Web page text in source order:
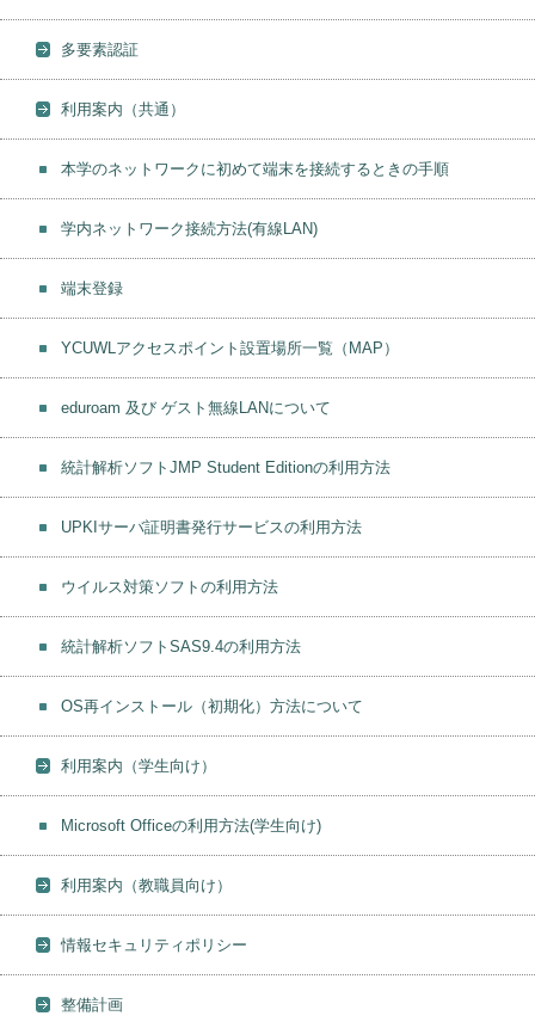
多要素認証
利用案内（共通）
本学のネットワークに初めて端末を接続するときの手順
学内ネットワーク接続方法(有線LAN)
端末登録
YCUWLアクセスポイント設置場所一覧（MAP）
eduroam 及び ゲスト無線LANについて
統計解析ソフトJMP Student Editionの利用方法
UPKIサーバ証明書発行サービスの利用方法
ウイルス対策ソフトの利用方法
統計解析ソフトSAS9.4の利用方法
OS再インストール（初期化）方法について
利用案内（学生向け）
Microsoft Officeの利用方法(学生向け)
利用案内（教職員向け）
情報セキュリティポリシー
整備計画